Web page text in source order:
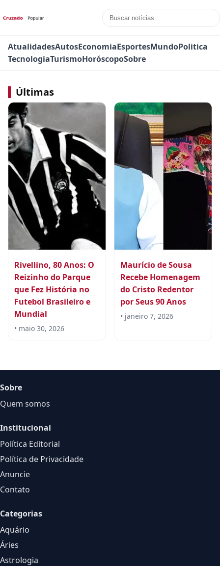
AtualidadesAutosEconomiaEsportesMundoPolitica
TecnologiaTurismoHoróscopoSobre
Últimas
Rivellino, 80 Anos: O
Reizinho do Parque
que Fez História no
Futebol Brasileiro e
Mundial
• maio 30, 2026
Maurício de Sousa
Recebe Homenagem
do Cristo Redentor
por Seus 90 Anos
• janeiro 7, 2026
Sobre
Quem somos
Institucional
Política Editorial
Política de Privacidade
Anuncie
Contato
Categorias
Aquário
Áries
Astrologia